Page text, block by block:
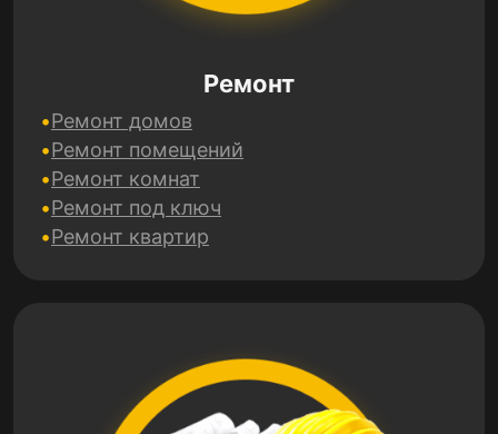
Ремонт
Ремонт домов
Ремонт помещений
Ремонт комнат
Ремонт под ключ
Ремонт квартир